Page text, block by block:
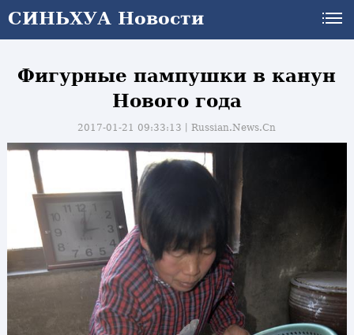
СИНЬХУА Новости
Фигурные пампушки в канун
Нового года
2017-01-21 09:33:13丨Russian.News.Cn